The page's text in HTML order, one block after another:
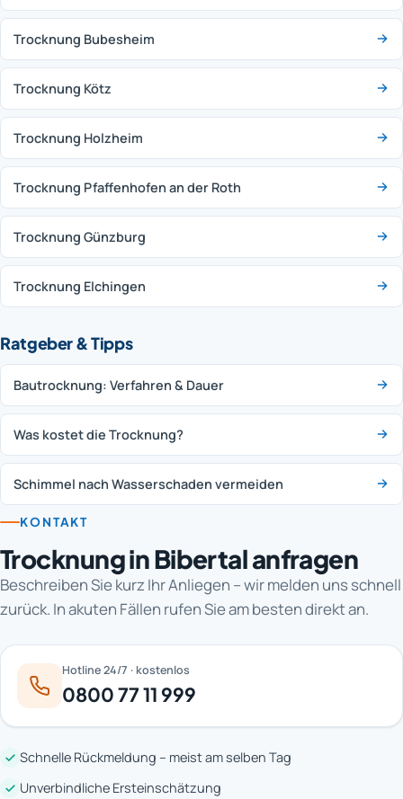
Trocknung Bubesheim
Trocknung Kötz
Trocknung Holzheim
Trocknung Pfaffenhofen an der Roth
Trocknung Günzburg
Trocknung Elchingen
Ratgeber & Tipps
Bautrocknung: Verfahren & Dauer
Was kostet die Trocknung?
Schimmel nach Wasserschaden vermeiden
KONTAKT
Trocknung in Bibertal anfragen
Beschreiben Sie kurz Ihr Anliegen – wir melden uns schnell
zurück. In akuten Fällen rufen Sie am besten direkt an.
Hotline 24/7 · kostenlos
0800 77 11 999
Schnelle Rückmeldung – meist am selben Tag
Unverbindliche Ersteinschätzung